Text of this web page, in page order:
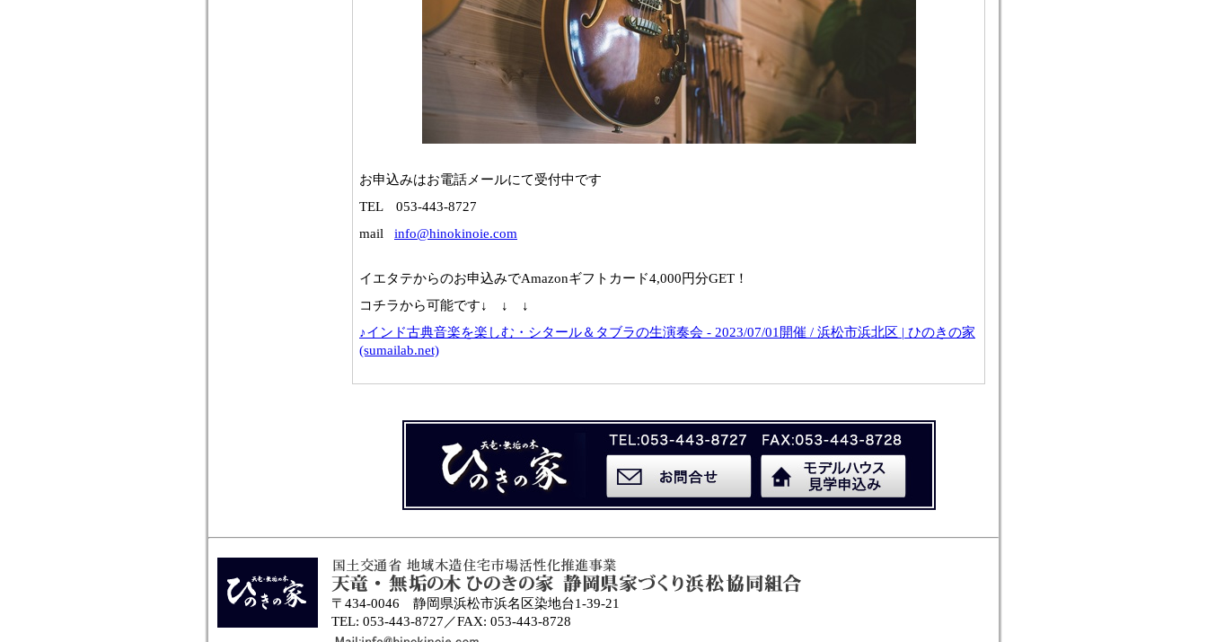
お申込みはお電話メールにて受付中です
TEL 053-443-8727
mail info@hinokinoie.com
イエタテからのお申込みでAmazonギフトカード4,000円分GET！
コチラから可能です↓ ↓ ↓
♪インド古典音楽を楽しむ・シタール＆タブラの生演奏会 - 2023/07/01開催 / 浜松市浜北区 | ひのきの家
(sumailab.net)
〒434-0046 静岡県浜松市浜名区染地台1-39-21
TEL: 053-443-8727／FAX: 053-443-8728